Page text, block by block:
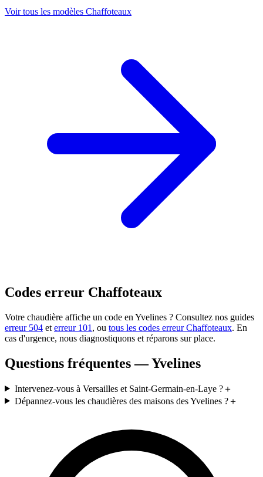
Voir tous les modèles Chaffoteaux
Codes erreur Chaffoteaux
Votre chaudière affiche un code en Yvelines ? Consultez nos guides
erreur 504 et erreur 101 , ou tous les codes erreur Chaffoteaux. En
cas d'urgence, nous diagnostiquons et réparons sur place.
Questions fréquentes — Yvelines
Intervenez-vous à Versailles et Saint-Germain-en-Laye ?＋
Dépannez-vous les chaudières des maisons des Yvelines ?＋